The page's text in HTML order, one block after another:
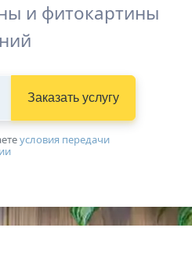
и фитокартины
Заказать услугу
условия передачи